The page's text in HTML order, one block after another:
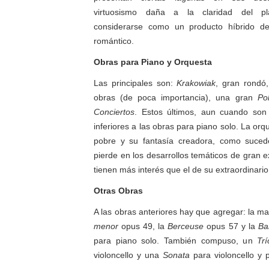
virtuosismo daña a la claridad del
considerarse como un producto híbrido
romántico.
Obras para Piano y Orquesta
Las principales son:Krakowiak, gran
obras (de poca importancia), una gran
Conciertos . Estos últimos, aun cuando
inferiores a las obras para piano solo. La
pobre y su fantasía creadora, como
pierde en los desarrollos temáticos de gran
tienen más interés que el de su
Otras Obras
A las obras anteriores hay que agregar: la
menor opus 49, laBerceuse opus 57 y la
para piano solo. También compuso, un
violoncello y una Sonata para violoncello y